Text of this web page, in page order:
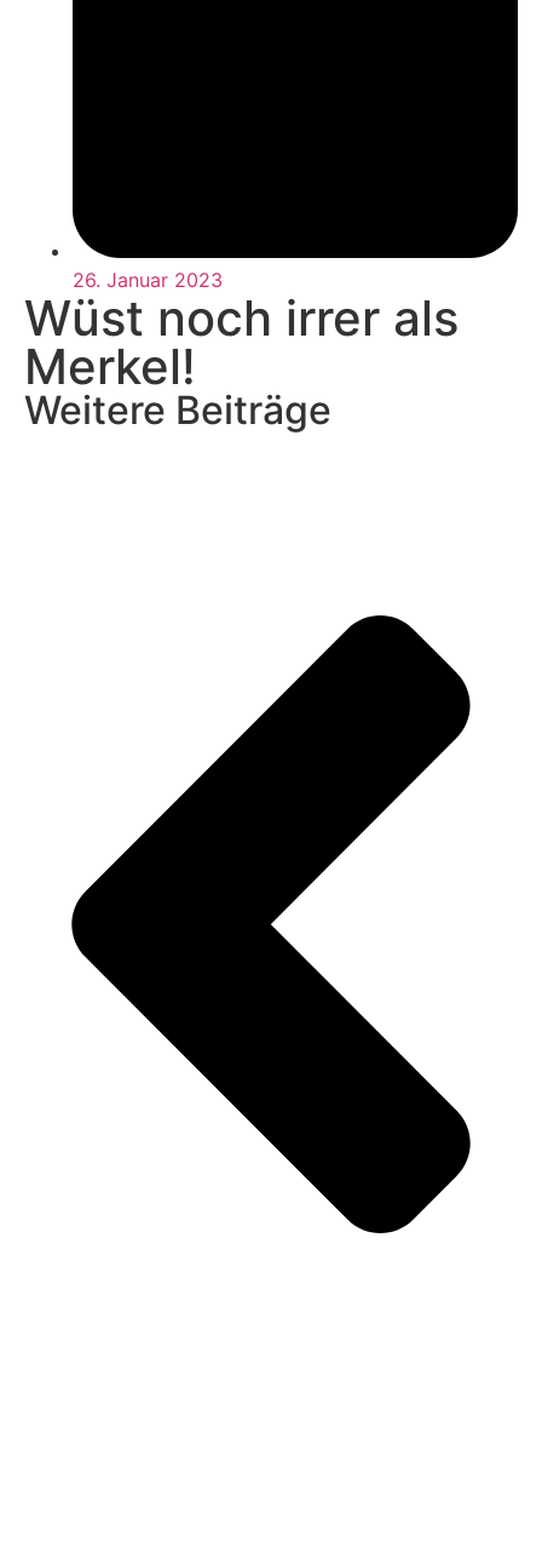
26. Januar 2023
Wüst noch irrer als
Merkel!
Weitere Beiträge